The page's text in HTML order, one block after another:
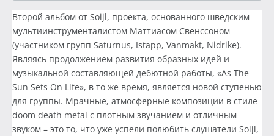
Второй альбом от Soijl, проекта, основанного шведским
мультиинструменталистом Маттиасом Свенссоном
(участником групп Saturnus, Istapp, Vanmakt, Nidrike).
Являясь продолжением развития образных идей и
музыкальной составляющей дебютной работы, «As The
Sun Sets On Life», в то же время, является новой ступенью
для группы. Мрачные, атмосферные композиции в стиле
doom death metal с плотным звучанием и отличным
звуком – это то, что уже успели полюбить слушатели Soijl,